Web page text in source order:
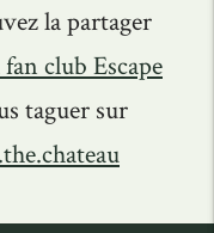
la partager
club Escape
taguer sur